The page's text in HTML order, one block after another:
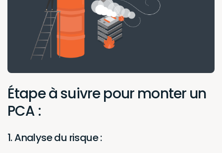
Étape à suivre pour monter un
PCA :
1. Analyse du risque :